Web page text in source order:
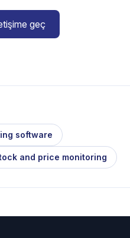
geç
software
and price monitoring